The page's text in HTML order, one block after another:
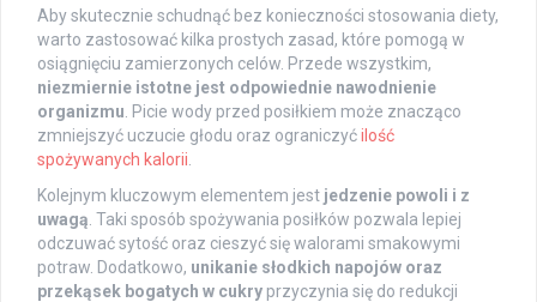
Aby skutecznie schudnąć bez konieczności stosowania diety,
warto zastosować kilka prostych zasad, które pomogą w
osiągnięciu zamierzonych celów. Przede wszystkim,
niezmiernie istotne jest odpowiednie nawodnienie
organizmu . Picie wody przed posiłkiem może znacząco
zmniejszyć uczucie głodu oraz ograniczyćilość
spożywanych kalorii
Kolejnym kluczowym elementem jest jedzenie powoli i z
uwagą . Taki sposób spożywania posiłków pozwala lepiej
odczuwać sytość oraz cieszyć się walorami smakowymi
potraw. Dodatkowo, unikanie słodkich napojów oraz
przekąsek bogatych w cukry przyczynia się do redukcji